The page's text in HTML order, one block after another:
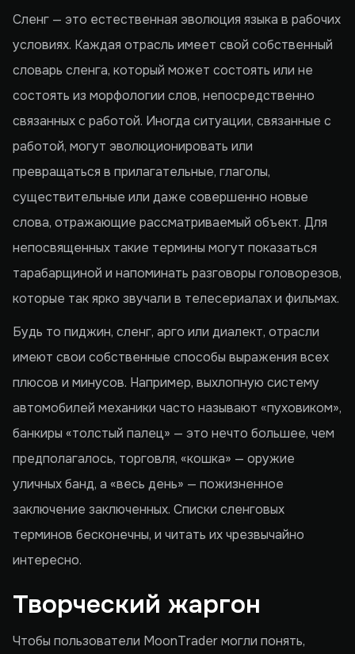
Сленг — это естественная эволюция языка в рабочих
условиях. Каждая отрасль имеет свой собственный
словарь сленга, который может состоять или не
состоять из морфологии слов, непосредственно
связанных с работой. Иногда ситуации, связанные с
работой, могут эволюционировать или
превращаться в прилагательные, глаголы,
существительные или даже совершенно новые
слова, отражающие рассматриваемый объект. Для
непосвященных такие термины могут показаться
тарабарщиной и напоминать разговоры головорезов,
которые так ярко звучали в телесериалах и фильмах.
Будь то пиджин, сленг, арго или диалект, отрасли
имеют свои собственные способы выражения всех
плюсов и минусов. Например, выхлопную систему
автомобилей механики часто называют «пуховиком»,
банкиры «толстый палец» — это нечто большее, чем
предполагалось, торговля, «кошка» — оружие
уличных банд, а «весь день» — пожизненное
заключение заключенных. Списки сленговых
терминов бесконечны, и читать их чрезвычайно
интересно.
Творческий жаргон
Чтобы пользователи MoonTrader могли понять,